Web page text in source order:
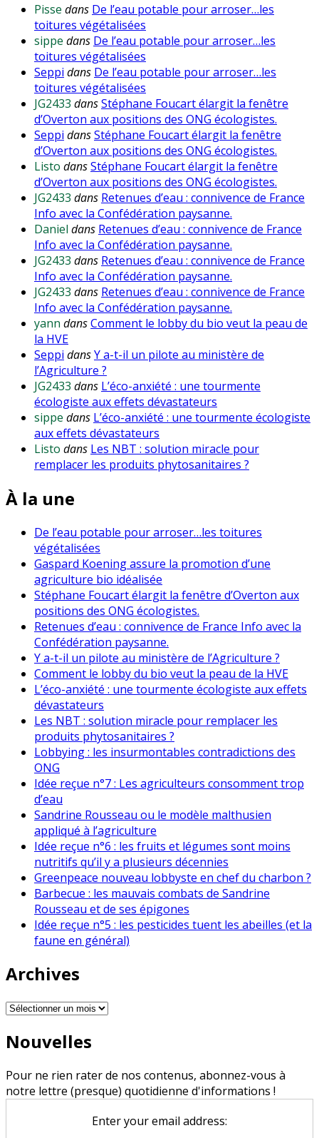
Pisse dans De l’eau potable pour arroser…les
toitures végétalisées
sippe dans De l’eau potable pour arroser…les
toitures végétalisées
Seppi dans De l’eau potable pour arroser…les
toitures végétalisées
JG2433 dansStéphane Foucart élargit la fenêtre
d’Overton aux positions des ONG écologistes.
Seppi dansStéphane Foucart élargit la fenêtre
d’Overton aux positions des ONG écologistes.
Listo dansStéphane Foucart élargit la fenêtre
d’Overton aux positions des ONG écologistes.
JG2433 dans Retenues d’eau : connivence de France
Info avec la Confédération paysanne.
Daniel dans Retenues d’eau : connivence de France
Info avec la Confédération paysanne.
JG2433 dans Retenues d’eau : connivence de France
Info avec la Confédération paysanne.
JG2433 dans Retenues d’eau : connivence de France
Info avec la Confédération paysanne.
yann dansComment le lobby du bio veut la peau de
la HVE
Seppi dansY a-t-il un pilote au ministère de
l’Agriculture ?
JG2433 dans L’éco-anxiété : une tourmente
écologiste aux effets dévastateurs
sippe dans L’éco-anxiété : une tourmente écologiste
aux effets dévastateurs
Listo dans Les NBT : solution miracle pour
remplacer les produits phytosanitaires ?
À la une
De l’eau potable pour arroser…les toitures
végétalisées
Gaspard Koening assure la promotion d’une
agriculture bio idéalisée
Stéphane Foucart élargit la fenêtre d’Overton aux
positions des ONG écologistes.
Retenues d’eau : connivence de France Info avec la
Confédération paysanne.
Y a-t-il un pilote au ministère de l’Agriculture ?
Comment le lobby du bio veut la peau de la HVE
L’éco-anxiété : une tourmente écologiste aux effets
dévastateurs
Les NBT : solution miracle pour remplacer les
produits phytosanitaires ?
Lobbying : les insurmontables contradictions des
ONG
Idée reçue n°7 : Les agriculteurs consomment trop
d’eau
Sandrine Rousseau ou le modèle malthusien
appliqué à l’agriculture
Idée reçue n°6 : les fruits et légumes sont moins
nutritifs qu’il y a plusieurs décennies
Greenpeace nouveau lobbyste en chef du charbon ?
Barbecue : les mauvais combats de Sandrine
Rousseau et de ses épigones
Idée reçue n°5 : les pesticides tuent les abeilles (et la
faune en général)
Archives
Archives
Nouvelles
Pour ne rien rater de nos contenus, abonnez-vous à
notre lettre (presque) quotidienne d'informations !
Enter your email address: